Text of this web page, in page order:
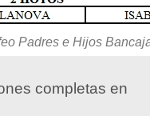
Padres e Hijos
completas en